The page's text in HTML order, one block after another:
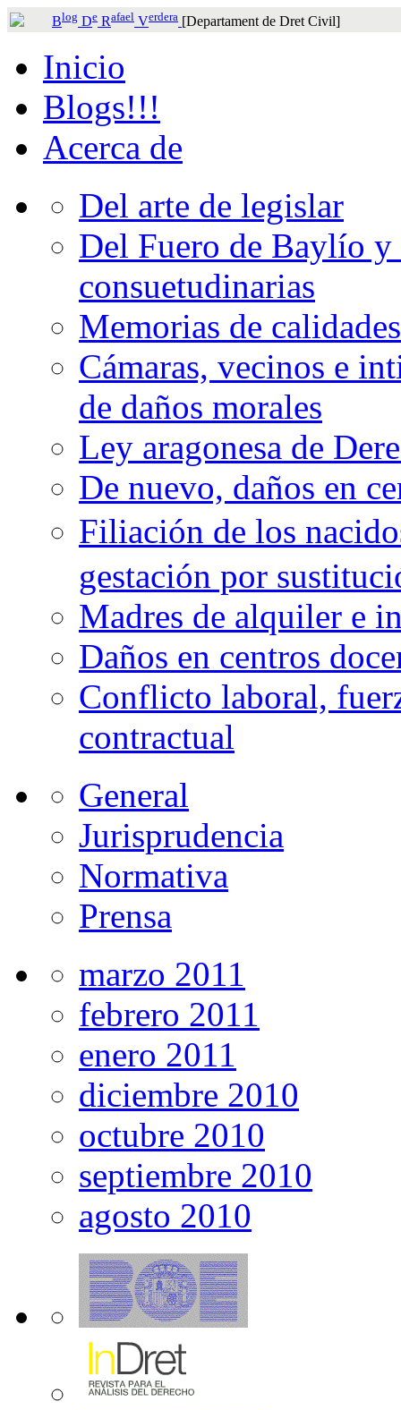
Blog De Rafael Verdera [Departament de Dret Civil]
Inicio
Blogs!!!
Acerca de
Del arte de legislar
Del Fuero de Baylío
consuetudinarias
Memorias de calidades
Cámaras, vecinos e
de daños morales
Ley aragonesa de
De nuevo, daños en
Filiación de los
gestación por
Madres de alquiler e
Daños en centros
Conflicto laboral,
contractual
General
Jurisprudencia
Normativa
Prensa
marzo 2011
febrero 2011
enero 2011
diciembre 2010
octubre 2010
septiembre 2010
agosto 2010